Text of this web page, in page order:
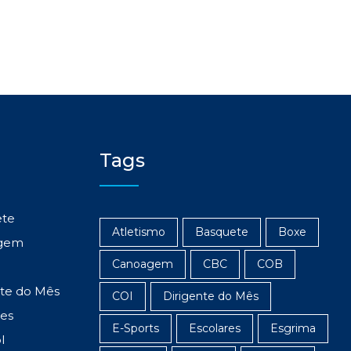
do Mês
Tags
Atletismo Basquete Boxe
Canoagem CBC COB
COI Dirigente do Mês
E-Sports Escolares Esgrima